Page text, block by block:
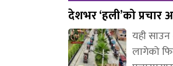
देशभर ‘हली’को प्रचार
यही
लागेको